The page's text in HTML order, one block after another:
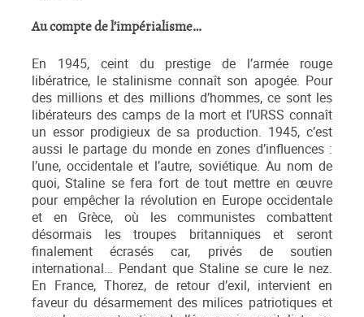
Au compte de l’impérialisme…
En 1945, ceint du prestige de l’armée rouge
libératrice, le stalinisme connaît son apogée. Pour
des millions et des millions d’hommes, ce sont les
libérateurs des camps de la mort et l’URSS connaît
un essor prodigieux de sa production. 1945, c’est
aussi le partage du monde en zones d’influences :
l’une, occidentale et l’autre, soviétique. Au nom de
quoi, Staline se fera fort de tout mettre en œuvre
pour empêcher la révolution en Europe occidentale
et en Grèce, où les communistes combattent
désormais les troupes britanniques et seront
finalement écrasés car, privés de soutien
international… Pendant que Staline se cure le nez.
En France, Thorez, de retour d’exil, intervient en
faveur du désarmement des milices patriotiques et